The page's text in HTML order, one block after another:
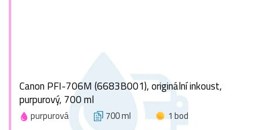
Canon PFI-706M (6683B001), originální inkoust,
purpurový, 700 ml
purpurová 700 ml
1 bod